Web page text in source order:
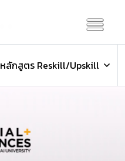
Next
หลักสูตร Reskill/Upskill